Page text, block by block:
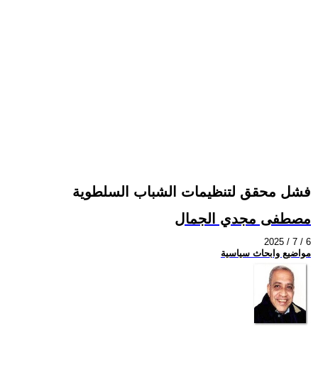
فشل محقق لتنظيمات الشباب السلطوية
مصطفى مجدي الجمال
2025 / 7 / 6
مواضيع وابحاث سياسية